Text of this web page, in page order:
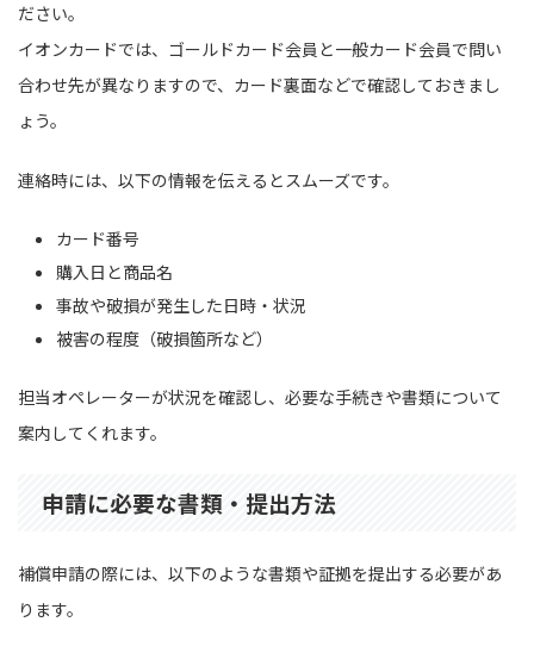
ださい。
イオンカードでは、ゴールドカード会員と一般カード会員で問い
合わせ先が異なりますので、カード裏面などで確認しておきまし
ょう。
連絡時には、以下の情報を伝えるとスムーズです。
カード番号
購入日と商品名
事故や破損が発生した日時・状況
被害の程度（破損箇所など）
担当オペレーターが状況を確認し、必要な手続きや書類について
案内してくれます。
申請に必要な書類・提出方法
補償申請の際には、以下のような書類や証拠を提出する必要があ
ります。